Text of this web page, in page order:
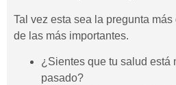
Tal vez esta sea la pregunta
de las más importantes.
¿Sientes que tu salud está
pasado?